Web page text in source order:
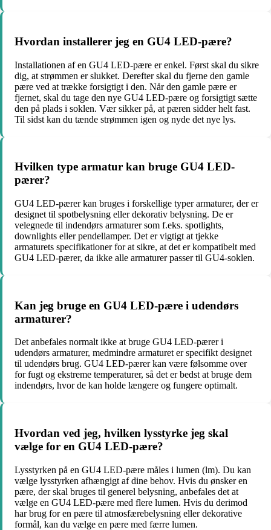
Hvordan installerer jeg en GU4 LED-pære?
Installationen af en GU4 LED-pære er enkel. Først skal du sikre
dig, at strømmen er slukket. Derefter skal du fjerne den gamle
pære ved at trække forsigtigt i den. Når den gamle pære er
fjernet, skal du tage den nye GU4 LED-pære og forsigtigt sætte
den på plads i soklen. Vær sikker på, at pæren sidder helt fast.
Til sidst kan du tænde strømmen igen og nyde det nye lys.
Hvilken type armatur kan bruge GU4 LED-
pærer?
GU4 LED-pærer kan bruges i forskellige typer armaturer, der er
designet til spotbelysning eller dekorativ belysning. De er
velegnede til indendørs armaturer som f.eks. spotlights,
downlights eller pendellamper. Det er vigtigt at tjekke
armaturets specifikationer for at sikre, at det er kompatibelt med
GU4 LED-pærer, da ikke alle armaturer passer til GU4-soklen.
Kan jeg bruge en GU4 LED-pære i udendørs
armaturer?
Det anbefales normalt ikke at bruge GU4 LED-pærer i
udendørs armaturer, medmindre armaturet er specifikt designet
til udendørs brug. GU4 LED-pærer kan være følsomme over
for fugt og ekstreme temperaturer, så det er bedst at bruge dem
indendørs, hvor de kan holde længere og fungere optimalt.
Hvordan ved jeg, hvilken lysstyrke jeg skal
vælge for en GU4 LED-pære?
Lysstyrken på en GU4 LED-pære måles i lumen (lm). Du kan
vælge lysstyrken afhængigt af dine behov. Hvis du ønsker en
pære, der skal bruges til generel belysning, anbefales det at
vælge en GU4 LED-pære med flere lumen. Hvis du derimod
har brug for en pære til atmosfærebelysning eller dekorative
formål, kan du vælge en pære med færre lumen.